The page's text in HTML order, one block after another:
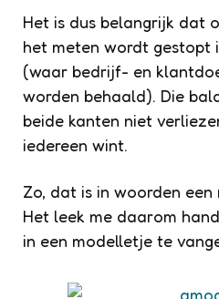
Het is dus belangrijk dat
het meten wordt gestopt
(waar bedrijf- en
worden behaald). Die
beide kanten niet
iedereen wint.
Zo, dat is in woorden
Het leek me daarom
in een modelletje te